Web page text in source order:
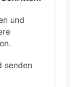
und
senden